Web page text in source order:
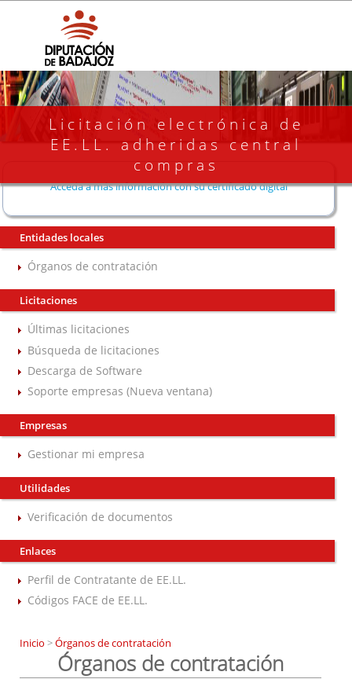
Licitación electrónica de
EE.LL. adheridas central
compras
Acceda a más información con su certificado digital
Entidades locales
Órganos de contratación
Licitaciones
Últimas licitaciones
Búsqueda de licitaciones
Descarga de Software
Soporte empresas (Nueva ventana)
Empresas
Gestionar mi empresa
Utilidades
Verificación de documentos
Enlaces
Perfil de Contratante de EE.LL.
Códigos FACE de EE.LL.
Inicio >Órganos de contratación
Órganos de contratación